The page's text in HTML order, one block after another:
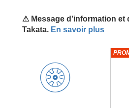
⚠ Message d’information
Takata. En savoir plus